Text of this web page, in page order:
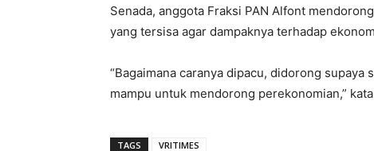
Senada, anggota Fraksi PAN Alfont
yang tersisa agar dampaknya terhadap
“Bagaimana caranya dipacu, didorong
mampu untuk mendorong perekonomian,”
TAGS VRITIMES